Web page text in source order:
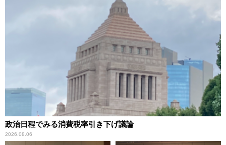
政治日程でみる消費税率引き下げ議論
2026.08.06